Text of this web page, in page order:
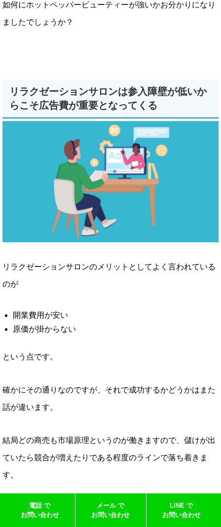
如何にホットペッパービューティーが強いかお分かりになり
ましたでしょうか？
リラクゼーションサロンは参入障壁が低いか
らこそ広告費が重要となってくる
リラクゼーションサロンのメリットとしてよく言われている
のが
開業費用が安い
原価が掛からない
という点です。
確かにその通りなのですが、それで成功するかどうかはまた
話が違います。
結局どの商売も市場原理というのが働きますので、儲けが出
ていたら競合が増えたりである程度のラインで落ち着きま
す。
そのラインを大きく超えようと思うと
電話 で
お問い合わせ
メール で
お問い合わせ
LINE で
お問い合わせ